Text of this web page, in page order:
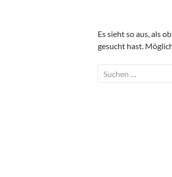
Es sieht so aus, als
gesucht hast.
Suchen
nach: